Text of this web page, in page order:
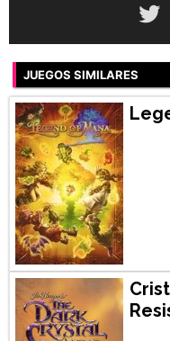
JUEGOS SIMILARES